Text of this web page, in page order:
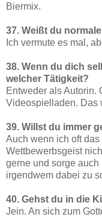
Biermix.
37. Weißt du
Ich vermute es mal,
38. Wenn du dich
welcher Tätigkeit?
Entweder als Autorin.
Videospielladen. Das
39. Willst du immer
Auch wenn ich oft
Wettbewerbsgeist
gerne und sorge
irgendwem dabei zu
40. Gehst du in die
Jein. An sich zum